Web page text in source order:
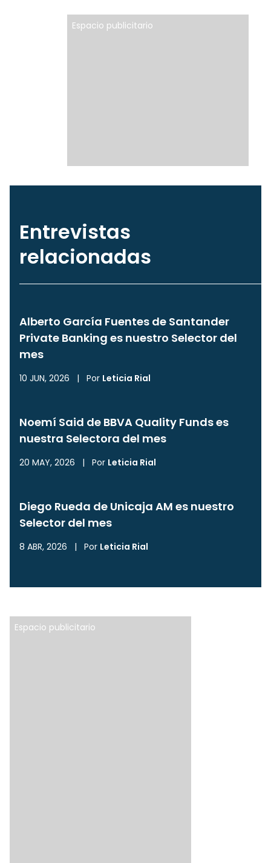
Espacio publicitario
Entrevistas
relacionadas
Alberto García Fuentes de Santander
Private Banking es nuestro Selector del
mes
10 JUN, 2026 | Por Leticia Rial
Noemí Said de BBVA Quality Funds es
nuestra Selectora del mes
20 MAY, 2026 | Por Leticia Rial
Diego Rueda de Unicaja AM es nuestro
Selector del mes
8 ABR, 2026 | Por Leticia Rial
Espacio publicitario